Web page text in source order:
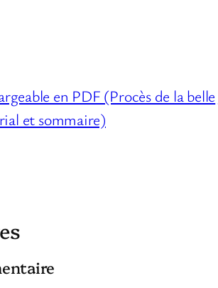
en PDF (Procès de la belle
et sommaire)